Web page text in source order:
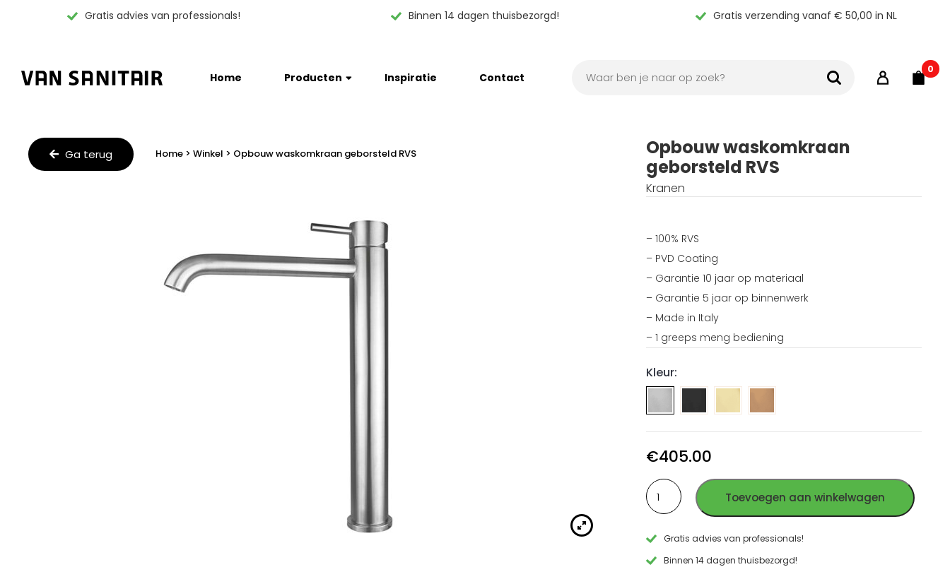
Gratis advies van professionals! Binnen 14 dagen thuisbezorgd! Gratis verzending vanaf € 50,00 in NL
Home Producten Inspiratie Contact
0
Ga terug Home > Winkel > Opbouw waskomkraan geborsteld RVS
Opbouw waskomkraan
geborsteld RVS
Kranen
– 100% RVS
– PVD Coating
– Garantie 10 jaar op materiaal
– Garantie 5 jaar op binnenwerk
– Made in Italy
– 1 greeps meng bediening
Kleur:
waskomkraan
PVD
Gun
RVS
waskomkraan
PVD
waskomkraan
PVD
€405.00
Opbouw
waskomkraan
geborsteld
aantal
Toevoegen aan winkelwagen
Gratis advies van professionals!
Binnen 14 dagen thuisbezorgd!